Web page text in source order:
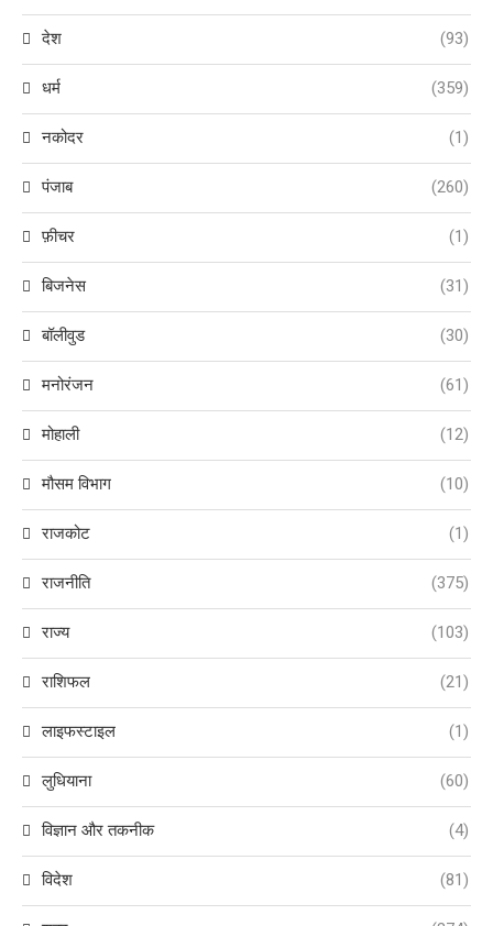
देश (93)
धर्म (359)
नकोदर (1)
पंजाब (260)
फ़ीचर (1)
बिजनेस (31)
बॉलीवुड (30)
मनोरंजन (61)
मोहाली (12)
मौसम विभाग (10)
राजकोट (1)
राजनीति (375)
राज्य (103)
राशिफल (21)
लाइफस्टाइल (1)
लुधियाना (60)
विज्ञान और तकनीक (4)
विदेश (81)